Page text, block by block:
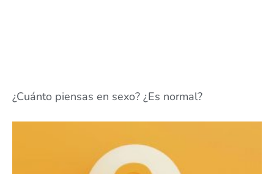
¿Cuánto piensas en sexo? ¿Es normal?